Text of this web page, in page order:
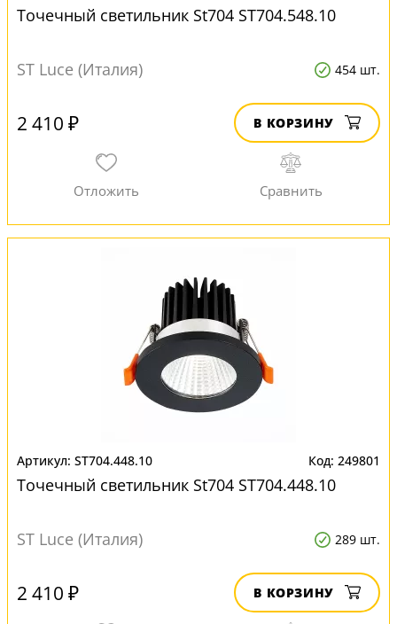
Точечный светильник St704 ST704.548.10
ST Luce (Италия) 454 шт.
2 410 ₽ В КОРЗИНУ
ST704.448.10 249801
Точечный светильник St704 ST704.448.10
ST Luce (Италия) 289 шт.
2 410 ₽ В КОРЗИНУ